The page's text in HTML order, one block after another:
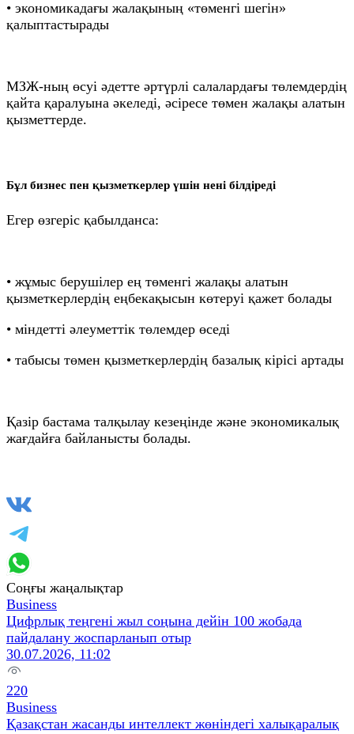
• экономикадағы жалақының «төменгі шегін»
қалыптастырады
МЗЖ-ның өсуі әдетте әртүрлі салалардағы төлемдердің
қайта қаралуына әкеледі, әсіресе төмен жалақы алатын
қызметтерде.
Бұл бизнес пен қызметкерлер үшін нені білдіреді
Егер өзгеріс қабылданса:
• жұмыс берушілер ең төменгі жалақы алатын
қызметкерлердің еңбекақысын көтеруі қажет болады
• міндетті әлеуметтік төлемдер өседі
• табысы төмен қызметкерлердің базалық кірісі артады
Қазір бастама талқылау кезеңінде және экономикалық
жағдайға байланысты болады.
Соңғы жаңалықтар
Business
Цифрлық теңгені жыл соңына дейін 100 жобада
пайдалану жоспарланып отыр
30.07.2026, 11:02
220
Business
Қазақстан жасанды интеллект жөніндегі халықаралық